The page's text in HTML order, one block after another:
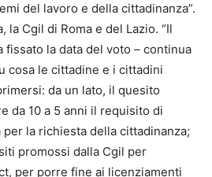
del lavoro e della cittadinanza”.
la Cgil di Roma e del Lazio. “Il
fissato la data del voto – continua
cosa le cittadine e i cittadini
da un lato, il quesito
da 10 a 5 anni il requisito di
la richiesta della cittadinanza;
promossi dalla Cgil per
per porre fine ai licenziamenti